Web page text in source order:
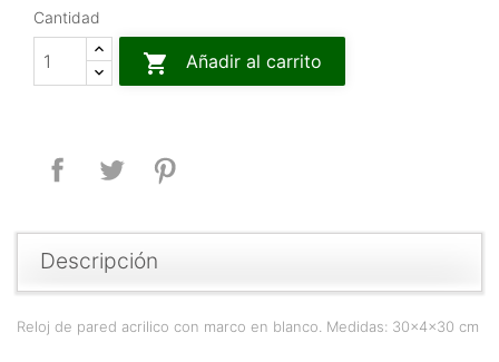
Cantidad
 Añadir al carrito
CompartirTuitear
Descripción
Reloj de pared acrilico con marco en blanco. Medidas: 30x4x30 cm